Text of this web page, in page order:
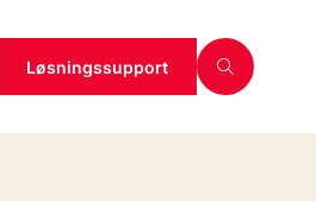
Løsningssupport